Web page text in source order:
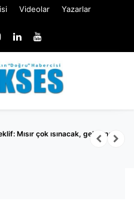
Videolar Yazarlar
Mısır çok ısınacak, gel sana